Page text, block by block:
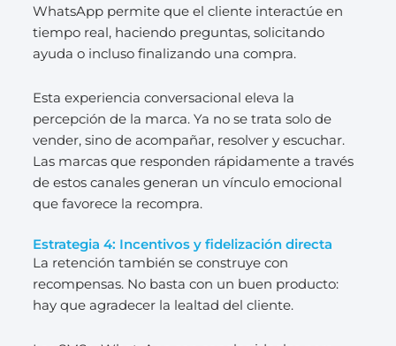
WhatsApp permite que el cliente interactúe en
tiempo real, haciendo preguntas, solicitando
ayuda o incluso finalizando una compra.
Esta experiencia conversacional eleva la
percepción de la marca. Ya no se trata solo de
vender, sino de acompañar, resolver y escuchar.
Las marcas que responden rápidamente a través
de estos canales generan un vínculo emocional
que favorece la recompra.
Estrategia 4: Incentivos y fidelización directa
La retención también se construye con
recompensas. No basta con un buen producto:
hay que agradecer la lealtad del cliente.